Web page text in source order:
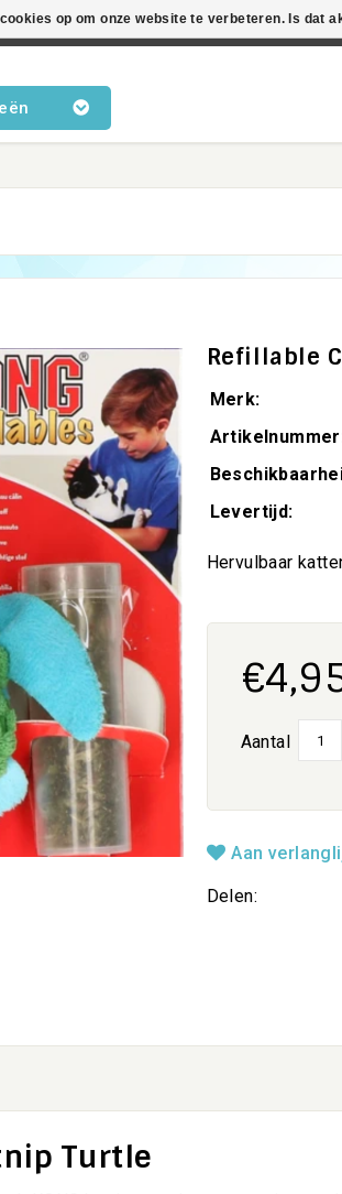
Refillable
Merk:
Levertijd:
Hervulbaar
Aantal
Aan
Delen:
Turtle
op om onze website te verbeteren. Is dat
voor katten • Kennis van